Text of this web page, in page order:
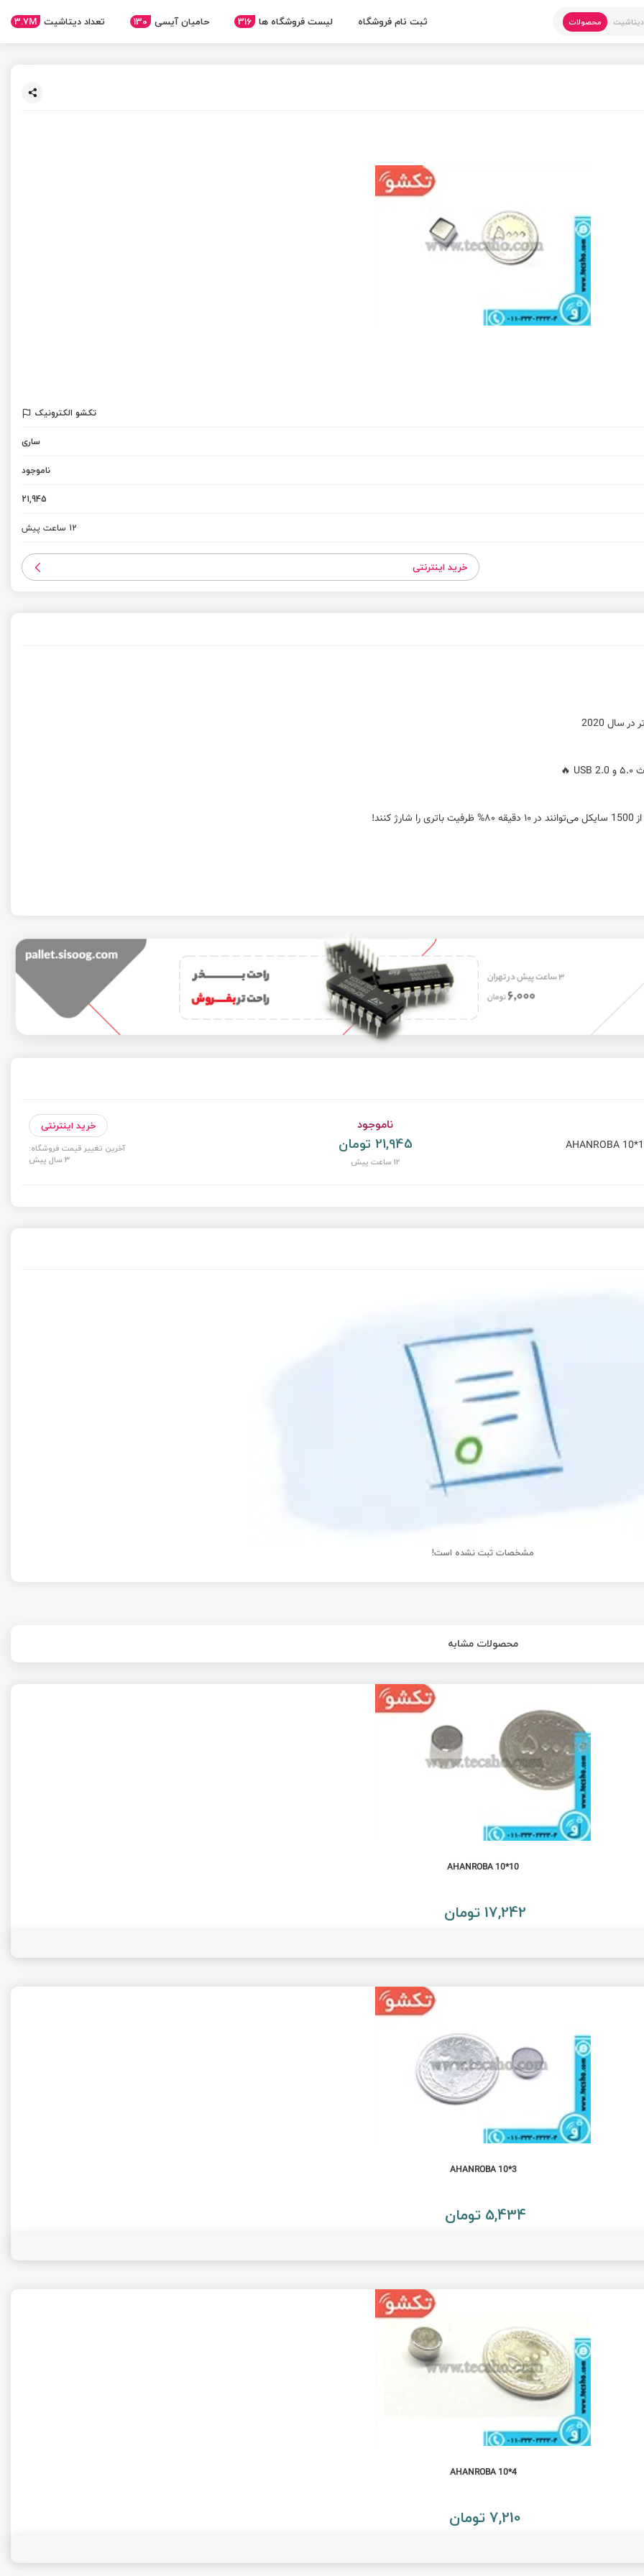
دیتاشیت محصولات ثبت نام فروشگاه لیست فروشگاه ها 316 حامیان آیسی 130 تعداد دیتاشیت 3.7M
تکشو الکترونیک
ساری
ناموجود
21,945
12 ساعت پیش
خرید اینترنتی
AHANROBA
ناموجود
21,945 تومان
12 ساعت پیش
خرید اینترنتی
آخرین تغییر قیمت فروشگاه:
3 سال پیش
مشخصات ثبت نشده است!
محصولات مشابه
AHANROBA 10*10
17,242 تومان
AHANROBA 10*3
5,434 تومان
AHANROBA 10*4
7,210 تومان